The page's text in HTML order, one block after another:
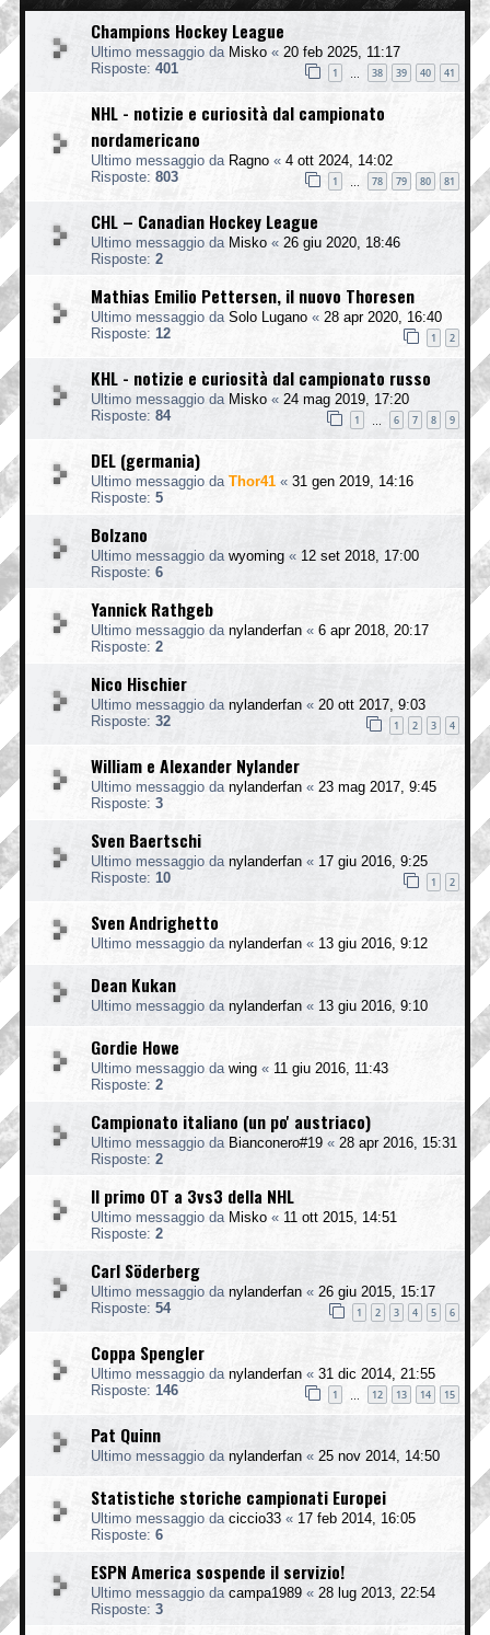
Champions Hockey League
Ultimo messaggio da Misko « 20 feb 2025, 11:17
Risposte: 401 1 38 39 40 41
NHL - notizie e curiosità dal campionato
nordamericano
Ultimo messaggio da Ragno « 4 ott 2024, 14:02
Risposte: 803 1 78 79 80 81
CHL – Canadian Hockey League
Ultimo messaggio da Misko « 26 giu 2020, 18:46
Risposte: 2
Mathias Emilio Pettersen, il nuovo Thoresen
Ultimo messaggio da Solo Lugano « 28 apr 2020, 16:40
Risposte: 12 1 2
KHL - notizie e curiosità dal campionato russo
Ultimo messaggio da Misko « 24 mag 2019, 17:20
Risposte: 84 1 6 7 8 9
DEL (germania)
Ultimo messaggio da Thor41 « 31 gen 2019, 14:16
Risposte: 5
Bolzano
Ultimo messaggio da wyoming « 12 set 2018, 17:00
Risposte: 6
Yannick Rathgeb
Ultimo messaggio da nylanderfan « 6 apr 2018, 20:17
Risposte: 2
Nico Hischier
Ultimo messaggio da nylanderfan « 20 ott 2017, 9:03
Risposte: 32 1 2 3 4
William e Alexander Nylander
Ultimo messaggio da nylanderfan « 23 mag 2017, 9:45
Risposte: 3
Sven Baertschi
Ultimo messaggio da nylanderfan « 17 giu 2016, 9:25
Risposte: 10 1 2
Sven Andrighetto
Ultimo messaggio da nylanderfan « 13 giu 2016, 9:12
Dean Kukan
Ultimo messaggio da nylanderfan « 13 giu 2016, 9:10
Gordie Howe
Ultimo messaggio da wing « 11 giu 2016, 11:43
Risposte: 2
Campionato italiano (un po' austriaco)
Ultimo messaggio da Bianconero#19 « 28 apr 2016, 15:31
Risposte: 2
Il primo OT a 3vs3 della NHL
Ultimo messaggio da Misko « 11 ott 2015, 14:51
Risposte: 2
Carl Söderberg
Ultimo messaggio da nylanderfan « 26 giu 2015, 15:17
Risposte: 54 1 2 3 4 5 6
Coppa Spengler
Ultimo messaggio da nylanderfan « 31 dic 2014, 21:55
Risposte: 146 1 12 13 14 15
Pat Quinn
Ultimo messaggio da nylanderfan « 25 nov 2014, 14:50
Statistiche storiche campionati Europei
Ultimo messaggio da ciccio33 « 17 feb 2014, 16:05
Risposte: 6
ESPN America sospende il servizio!
Ultimo messaggio da campa1989 « 28 lug 2013, 22:54
Risposte: 3